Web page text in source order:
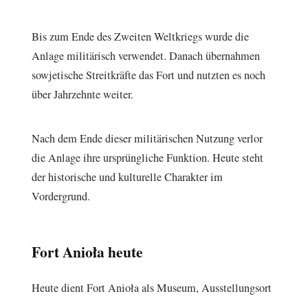
Bis zum Ende des Zweiten Weltkriegs wurde die
Anlage militärisch verwendet. Danach übernahmen
sowjetische Streitkräfte das Fort und nutzten es noch
über Jahrzehnte weiter.
Nach dem Ende dieser militärischen Nutzung verlor
die Anlage ihre ursprüngliche Funktion. Heute steht
der historische und kulturelle Charakter im
Vordergrund.
Fort Anioła heute
Heute dient Fort Anioła als Museum, Ausstellungsort